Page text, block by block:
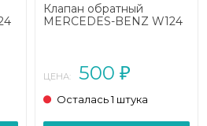
Клапан обратный
MERCEDES-BENZ W124
ЦЕНА: 500 ₽
Осталась 1 штука